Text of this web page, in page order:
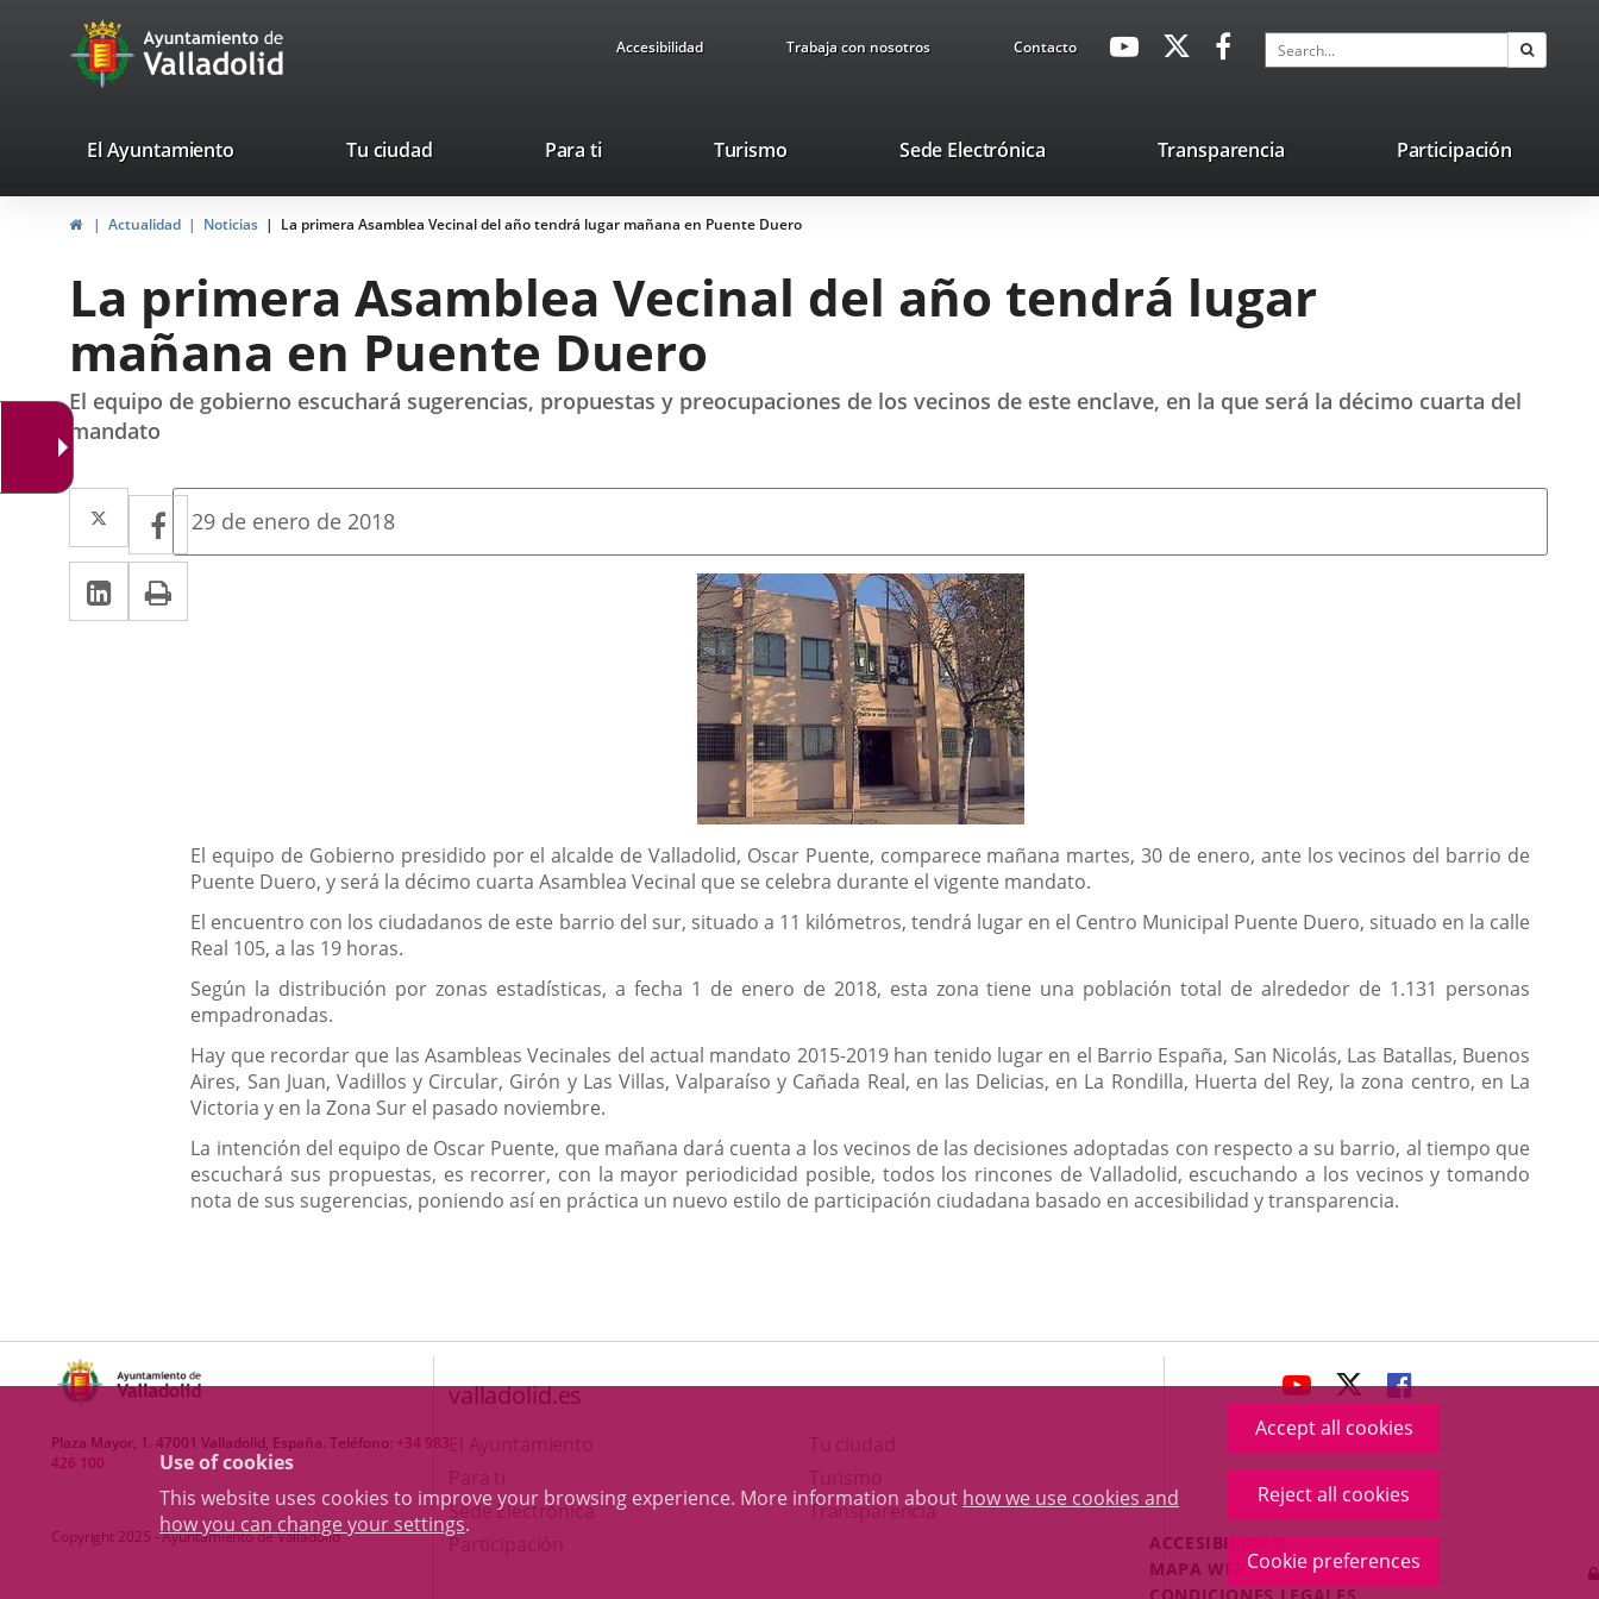
Use of cookies
This website uses cookies to improve your browsing experience. More information about how we use cookies and
how you can change your settings.
Accept all cookies
Reject all cookies
Cookie preferences
Portal
Web
Ayuntamiento
de
Accesibilidad Trabaja con nosotros ContactoavaHeaderSocial
Link
Link
application.
application.
Search
valladolid.es
El Ayuntamiento Tu ciudad Para ti TurismoThis
will
open
a
pop-
Sede ElectrónicaLink
external
Transparencia Participación
HomeActualidad Noticias La primera Asamblea Vecinal del año tendrá lugar mañana en Puente Duero
La primera Asamblea Vecinal del año tendrá lugar
mañana en Puente Duero
El equipo de gobierno escuchará sugerencias, propuestas y preocupaciones de los vecinos de este enclave, en la que será la décimo cuarta del
mandato
Twitter
Enlace
a
una
aplicación
Facebook
Enlace
a
una
Linkedin
Enlace
a
Fecha
la
29 de enero de 2018
Descripción
El equipo de Gobierno presidido por el alcalde de Valladolid, Oscar Puente, comparece mañana martes, 30 de enero, ante los vecinos del barrio de
Puente Duero, y será la décimo cuarta Asamblea Vecinal que se celebra durante el vigente mandato.
El encuentro con los ciudadanos de este barrio del sur, situado a 11 kilómetros, tendrá lugar en el Centro Municipal Puente Duero, situado en la calle
Real 105, a las 19 horas.
Según la distribución por zonas estadísticas, a fecha 1 de enero de 2018, esta zona tiene una población total de alrededor de 1.131 personas
empadronadas.
Hay que recordar que las Asambleas Vecinales del actual mandato 2015-2019 han tenido lugar en el Barrio España, San Nicolás, Las Batallas, Buenos
Aires, San Juan, Vadillos y Circular, Girón y Las Villas, Valparaíso y Cañada Real, en las Delicias, en La Rondilla, Huerta del Rey, la zona centro, en La
Victoria y en la Zona Sur el pasado noviembre.
La intención del equipo de Oscar Puente, que mañana dará cuenta a los vecinos de las decisiones adoptadas con respecto a su barrio, al tiempo que
escuchará sus propuestas, es recorrer, con la mayor periodicidad posible, todos los rincones de Valladolid, escuchando a los vecinos y tomando
nota de sus sugerencias, poniendo así en práctica un nuevo estilo de participación ciudadana basado en accesibilidad y transparencia.
Plaza Mayor, 1. 47001 Valladolid, España. Teléfono: +34 983
426 100
Copyright 2025 - Ayuntamiento de Valladolid
valladolid.es
link
Sede ElectrónicaLink
Transparencia
Participación
avaHeaderSocial
LINK
TO
EXTERNAL
APPLICATION.
LINK
TO
EXTERNAL
APPLICATION.
LINK
TO
EXTERNAL
APPLICATION.
Menú
Legal
Footer
ACCESIBILIDAD
MAPA WEB